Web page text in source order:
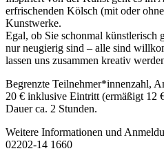
erfrischenden Kölsch (mit oder
Kunstwerke.
Egal, ob Sie schonmal künstlerisch
nur neugierig sind – alle sind
lassen uns zusammen kreativ
Begrenzte Teilnehmer*innenzahl,
20 € inklusive Eintritt (ermäßigt 12
Dauer ca. 2 Stunden.
Weitere Informationen und
02202-14 1660